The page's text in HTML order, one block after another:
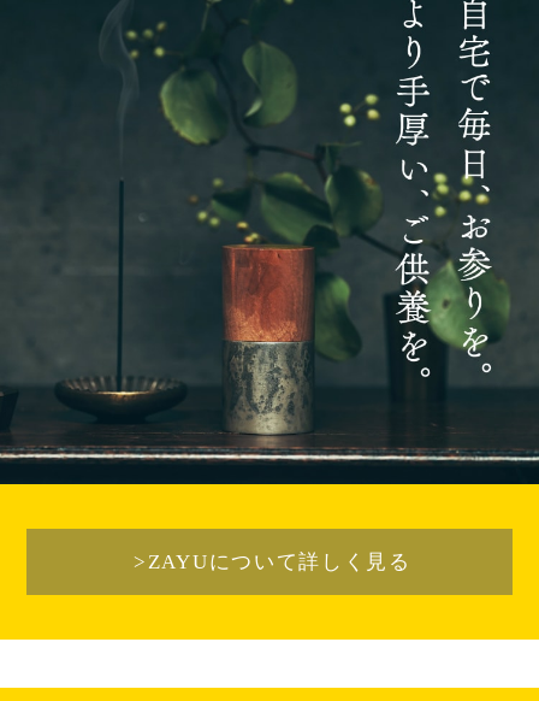
>ZAYUについて詳しく見る